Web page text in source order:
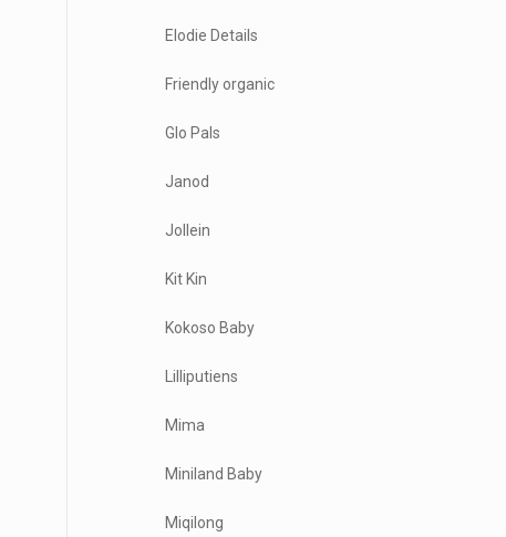
Elodie Details
Friendly organic
Glo Pals
Janod
Jollein
Kit Kin
Kokoso Baby
Lilliputiens
Mima
Miniland Baby
Miqilong